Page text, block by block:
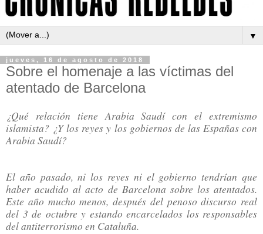
▼
jueves, 16 de agosto de 2018
Sobre el homenaje a las víctimas del
atentado de Barcelona
¿Qué relación tiene Arabia Saudí con el extremismo
islamista? ¿Y los reyes y los gobiernos de las Españas con
Arabia Saudí?
El año pasado, ni los reyes ni el gobierno tendrían que
haber acudido al acto de Barcelona sobre los atentados.
Este año mucho menos, después del penoso discurso real
del 3 de octubre y estando encarcelados los responsables
del antiterrorismo en Cataluña.